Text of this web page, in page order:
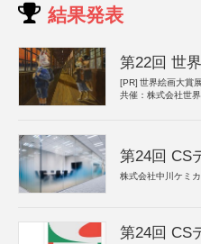
結果発表
第22回 世
[PR] 世界絵画大賞
共催：株式会社世
第24回 CS
株式会社中川ケミ
第24回 CS